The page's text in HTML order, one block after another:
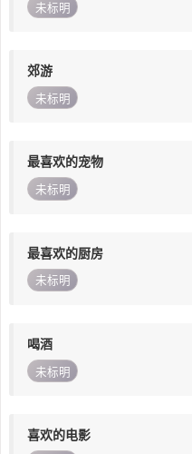
未标明
郊游
未标明
最喜欢的宠物
未标明
最喜欢的厨房
未标明
喝酒
未标明
喜欢的电影